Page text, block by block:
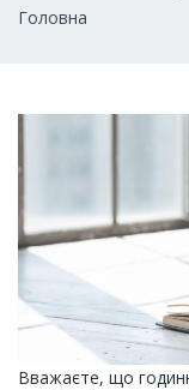
Рядок
Головна
Вважаєте, що